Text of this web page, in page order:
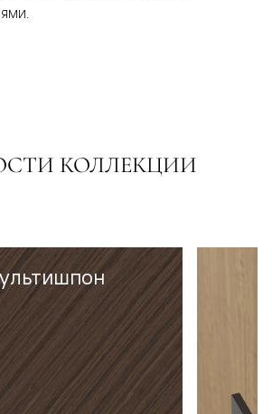
КОЛЛЕКЦИИ